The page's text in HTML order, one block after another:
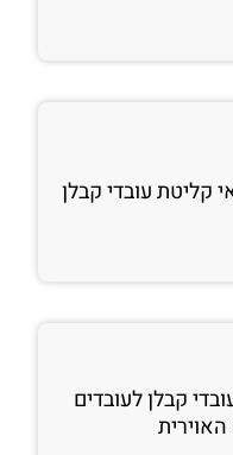
עובדי קבלן
קבלן לעובדים